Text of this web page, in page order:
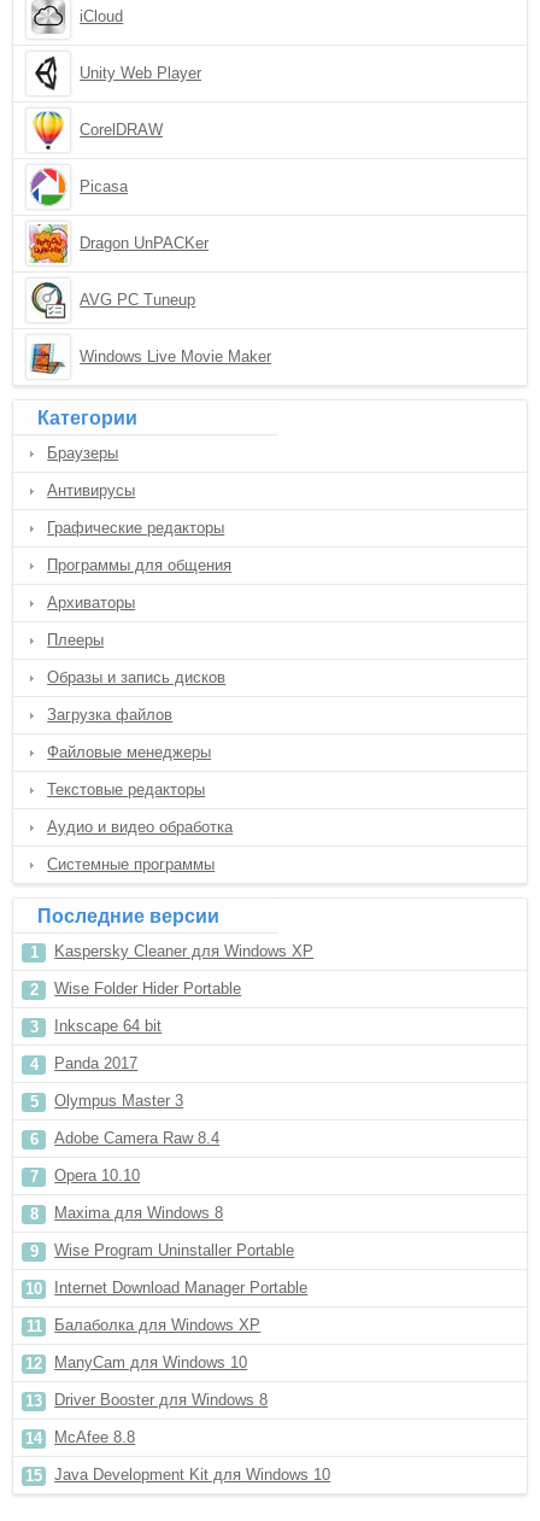
iCloud
Unity Web Player
CorelDRAW
Picasa
Dragon UnPACKer
AVG PC Tuneup
Windows Live Movie Maker
Категории
Браузеры
Антивирусы
Графические редакторы
Программы для общения
Архиваторы
Плееры
Образы и запись дисков
Загрузка файлов
Файловые менеджеры
Текстовые редакторы
Аудио и видео обработка
Системные программы
Последние версии
Kaspersky Cleaner для Windows XP
Wise Folder Hider Portable
Inkscape 64 bit
Panda 2017
Olympus Master 3
Adobe Camera Raw 8.4
Opera 10.10
Maxima для Windows 8
Wise Program Uninstaller Portable
Internet Download Manager Portable
Балаболка для Windows XP
ManyCam для Windows 10
Driver Booster для Windows 8
McAfee 8.8
Java Development Kit для Windows 10